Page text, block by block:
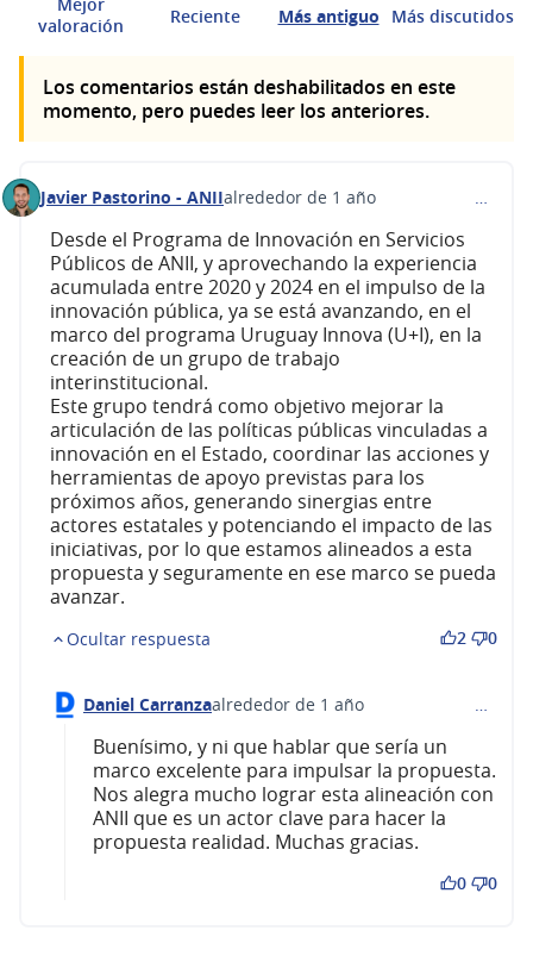
valoración
Reciente Más antiguo Más discutidos
Los comentarios están deshabilitados en este
momento, pero puedes leer los anteriores.
Comentario 579
Javier Pastorino - ANIIalrededor de 1 año
Desde el Programa de Innovación en Servicios
Públicos de ANII, y aprovechando la experiencia
acumulada entre 2020 y 2024 en el impulso de la
innovación pública, ya se está avanzando, en el
marco del programa Uruguay Innova (U+I), en la
creación de un grupo de trabajo
interinstitucional.
Este grupo tendrá como objetivo mejorar la
articulación de las políticas públicas vinculadas a
innovación en el Estado, coordinar las acciones y
herramientas de apoyo previstas para los
próximos años, generando sinergias entre
actores estatales y potenciando el impacto de las
iniciativas, por lo que estamos alineados a esta
propuesta y seguramente en ese marco se pueda
avanzar.
Ocultar respuesta 2 0
Comentario 581 (responder al comentario 579)
Daniel Carranzaalrededor de 1 año
Buenísimo, y ni que hablar que sería un
marco excelente para impulsar la propuesta.
Nos alegra mucho lograr esta alineación con
ANII que es un actor clave para hacer la
propuesta realidad. Muchas gracias.
0 0